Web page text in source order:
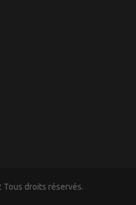
droits réservés.